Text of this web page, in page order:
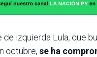
de izquierda Lula, que
octubre, se ha